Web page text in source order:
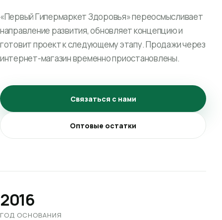
«Первый Гипермаркет Здоровья» переосмысливает
направление развития, обновляет концепцию и
готовит проект к следующему этапу. Продажи через
интернет-магазин временно приостановлены.
Связаться с нами
Оптовые остатки
2016
ГОД ОСНОВАНИЯ